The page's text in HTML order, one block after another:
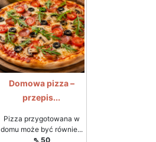
Domowa pizza –
przepis...
Pizza przygotowana w
domu może być równie...
⇖ 50